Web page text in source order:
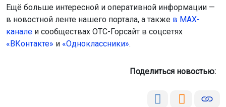
Ещё больше интересной и оперативной информации —
в новостной ленте нашего портала, а также в МАХ-
канале и сообществах ОТС-Горсайт в соцсетях
«ВКонтакте» и «Одноклассники».
Поделиться новостью: